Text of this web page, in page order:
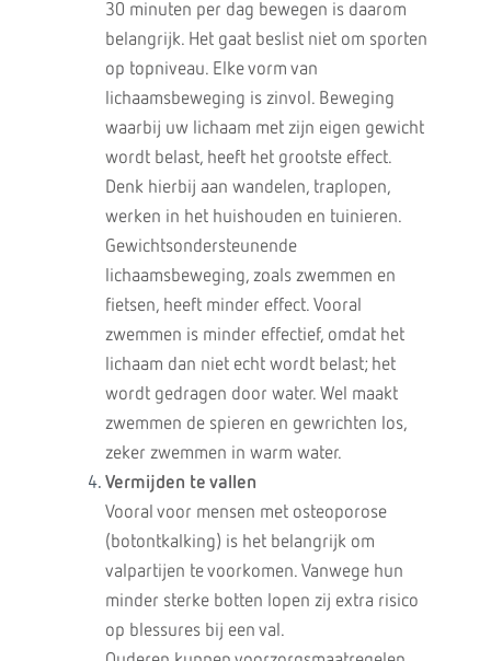
30 minuten per dag bewegen is daarom
belangrijk. Het gaat beslist niet om sporten
op topniveau. Elke vorm van
lichaamsbeweging is zinvol. Beweging
waarbij uw lichaam met zijn eigen gewicht
wordt belast, heeft het grootste effect.
Denk hierbij aan wandelen, traplopen,
werken in het huishouden en tuinieren.
Gewichtsondersteunende
lichaamsbeweging, zoals zwemmen en
fietsen, heeft minder effect. Vooral
zwemmen is minder effectief, omdat het
lichaam dan niet echt wordt belast; het
wordt gedragen door water. Wel maakt
zwemmen de spieren en gewrichten los,
zeker zwemmen in warm water.
Vermijden te vallen
Vooral voor mensen met osteoporose
(botontkalking) is het belangrijk om
valpartijen te voorkomen. Vanwege hun
minder sterke botten lopen zij extra risico
op blessures bij een val.